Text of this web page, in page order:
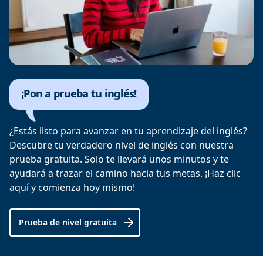
¡Pon a prueba tu inglés!
¿Estás listo para avanzar en tu aprendizaje del inglés?
Descubre tu verdadero nivel de inglés con nuestra
prueba gratuita. Solo te llevará unos minutos y te
ayudará a trazar el camino hacia tus metas. ¡Haz clic
aquí y comienza hoy mismo!
Prueba de nivel gratuita